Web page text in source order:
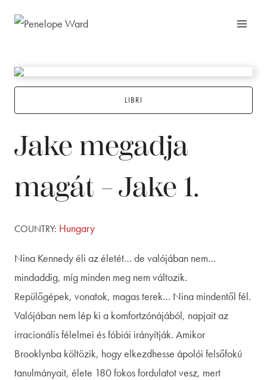
LIBRI
Jake megadja
magát – Jake 1.
COUNTRY: Hungary
Nina Kennedy éli az életét… de valójában nem…
mindaddig, míg minden meg nem változik.
Repülőgépek, vonatok, magas terek… Nina mindentől fél.
Valójában nem lép ki a komfortzónájából, napjait az
irracionális félelmei és fóbiái irányítják. Amikor
Brooklynba költözik, hogy elkezdhesse ápolói felsőfokú
tanulmányait, élete 180 fokos fordulatot vesz, mert